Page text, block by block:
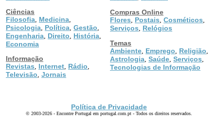
Ciências
Filosofia Medicina
Psicologia Política Gestão
Engenharia Direito História
Economia
Informação
Revistas
Internet Rádio
Televisão Jornais
Compras Online
Flores
Postais Cosméticos
Serviços
Relógios
Temas
Ambiente Emprego Religião
Astrologia Saúde Serviços
Tecnologias de Informação
Política de Privacidade
© 2003-2026 - Encontre Portugal em portugal.com.pt - Todos os direitos reservados.